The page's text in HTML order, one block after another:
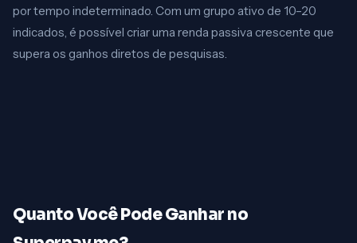
por tempo indeterminado. Com um grupo ativo de 10–20
indicados, é possível criar uma renda passiva crescente que
supera os ganhos diretos de pesquisas.
Quanto Você Pode Ganhar no